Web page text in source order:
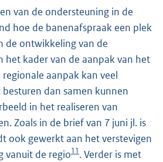
van de ondersteuning in de
hoe de banenafspraak een plek
de ontwikkeling van de
het kader van de aanpak van het
aanpak kan veel
dan samen kunnen
in het realiseren van
Zoals in de brief van 7 juni jl. is
ook gewerkt aan het verstevigen
vanuit de regio11. Verder is met